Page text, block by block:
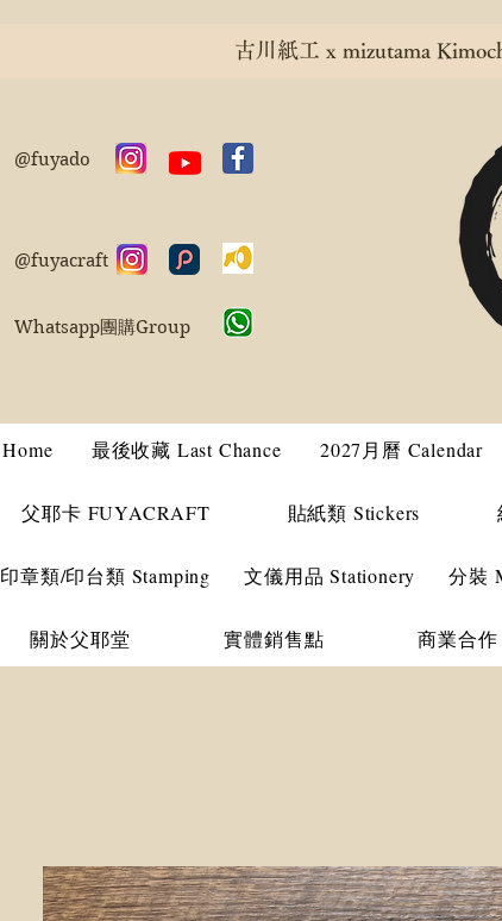
古川紙工 x mizutama
@fuyado
@fuyacraft
Whatsapp團購Group
Home 最後收藏 Last Chance 2027月曆 Calendar
父耶卡 FUYACRAFT 貼紙類 Stickers
印章類/印台類 Stamping 文儀用品 Stationery 分裝
關於父耶堂 實體銷售點 商業合作